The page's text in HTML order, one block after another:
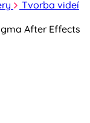
Tvorba videí
After Effects